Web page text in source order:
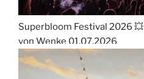
Superbloom Festival 2026 💥
von Wenke 01.07.2026